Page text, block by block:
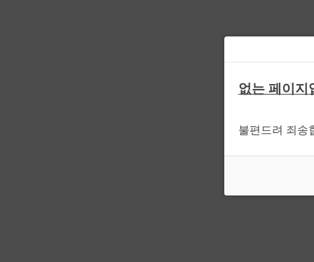
없는 페이지
불편드려 죄송